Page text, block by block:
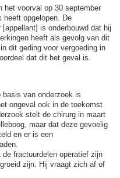
het voorval op 30 september
heeft opgelopen. De
is onderbouwd dat hij
heeft als gevolg van dit
dit geding voor vergoeding in
dat dit het geval is.
basis van onderzoek is
ongeval ook in de toekomst
stelt de chirurg in maart
maar dat deze gevoelig
en er is een
fractuurdelen operatief zijn
zijn. Hij vraagt zich af of